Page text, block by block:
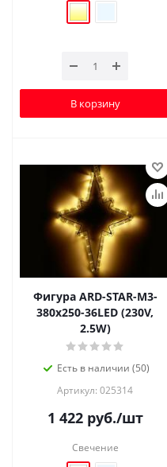
В корзину
Фигура ARD-STAR-M3-
380x250-36LED (230V,
2.5W)
Есть в наличии (50)
Артикул: 025314
1 422руб./шт
Свечение